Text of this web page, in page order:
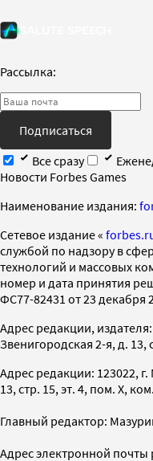
Рассылка:
Подписаться
Все сразу
Новости Forbes Games
Наименование издания:
Cетевое издание «
службой по надзору в
технологий и массовых
номер и дата принятия
ФС77-82431 от 23 декабря
Адрес редакции,
Звенигородская 2-я, д. 13,
Адрес редакции: 123022,
13, стр. 15, эт. 4, пом. X,
Главный редактор:
Адрес электронной почты